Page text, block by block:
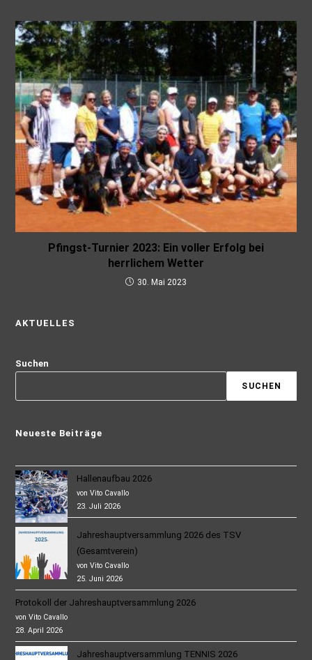
Pfingst-Turnier 2023: Ein voller Erfolg bei
herrlichem Wetter
30. Mai 2023
AKTUELLES
Suchen
SUCHEN
Neueste Beiträge
Hallenaufbau 2026
von Vito Cavallo
23. Juli 2026
Jahreshauptversammlung 2026 des TSV
(Gesamtverein)
von Vito Cavallo
25. Juni 2026
Protokoll der Jahreshauptversammlung 2026
von Vito Cavallo
28. April 2026
Jahreshauptversammlung TENNIS 2026